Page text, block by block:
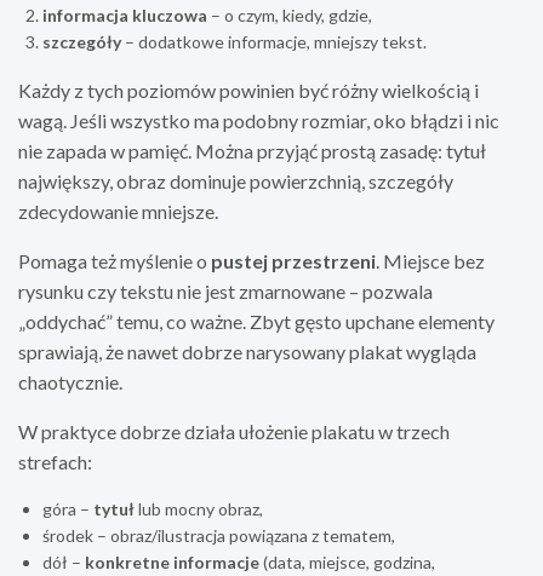
informacja kluczowa – o czym, kiedy, gdzie,
szczegóły– dodatkowe informacje, mniejszy tekst.
Każdy z tych poziomów powinien być różny wielkością i
wagą. Jeśli wszystko ma podobny rozmiar, oko błądzi i nic
nie zapada w pamięć. Można przyjąć prostą zasadę: tytuł
największy, obraz dominuje powierzchnią, szczegóły
zdecydowanie mniejsze.
Pomaga też myślenie o pustej przestrzeni . Miejsce bez
rysunku czy tekstu nie jest zmarnowane – pozwala
„oddychać” temu, co ważne. Zbyt gęsto upchane elementy
sprawiają, że nawet dobrze narysowany plakat wygląda
chaotycznie.
W praktyce dobrze działa ułożenie plakatu w trzech
strefach:
góra – tytułlub mocny obraz,
środek – obraz/ilustracja powiązana z tematem,
dół – konkretne informacje(data, miejsce, godzina,